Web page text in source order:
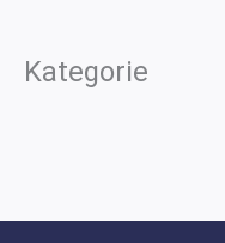
Kategorie